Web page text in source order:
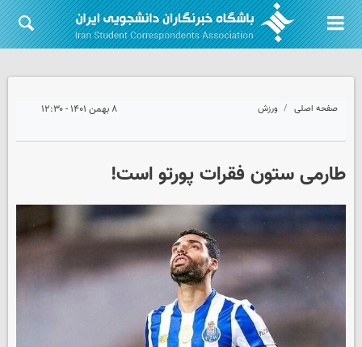
صفحه اصلی ورزش ۸ بهمن ۱۴۰۱ - ۱۲:۳۰
طارمی ستون فقرات پورتو است!